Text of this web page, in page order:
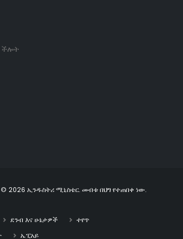
ችሎት
2026 ኢንዱስትሪ ሚኒስቴር. መብቱ በህግ የተጠበቀ ነው.
ደንብ እና ሁኔታዎች
ተየጥ
ኤፒአይ